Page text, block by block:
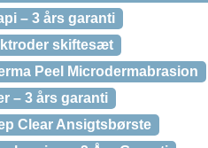
– 3 års garanti
skiftesæt
Peel Microdermabrasion
– 3 års garanti
Clear Ansigtsbørste